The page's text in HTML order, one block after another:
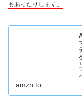
もあったりします。
amzn.to